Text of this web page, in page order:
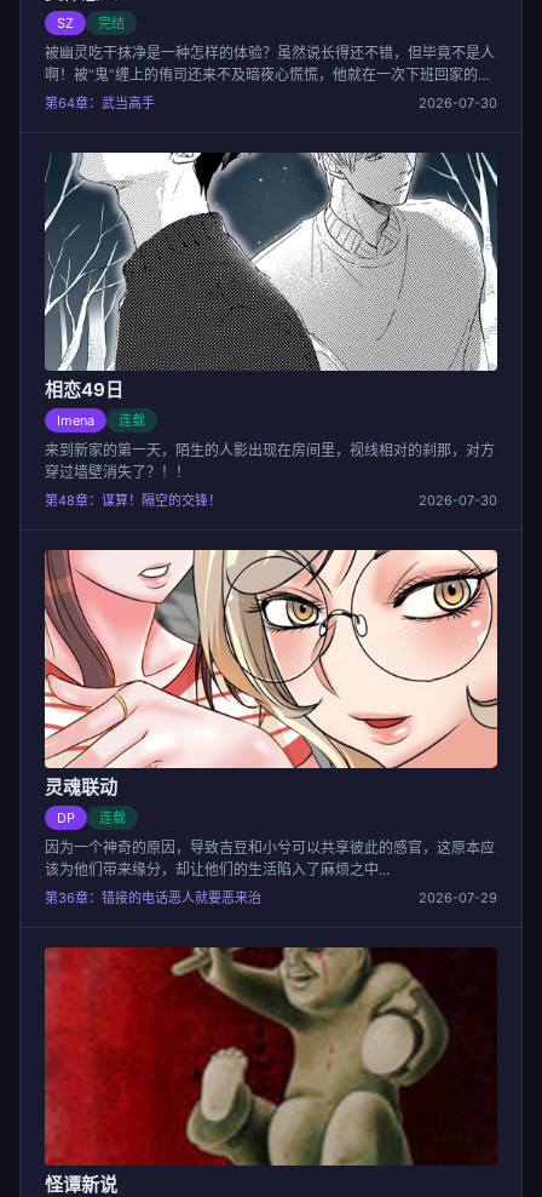
SZ 完结
被幽灵吃干抹净是一种怎样的体验？虽然说长得还不错，但毕竟不是人
啊！被“鬼”缠上的侑司还来不及暗夜心慌慌，他就在一次下班回家的地
铁站见到了一个和缠着自己的幽灵长得一模一样的男人……！
第64章：武当高手 2026-07-30
相恋49日
Imena 连载
来到新家的第一天，陌生的人影出现在房间里，视线相对的刹那，对方
穿过墙壁消失了？！！
第48章：谋算！隔空的交锋！ 2026-07-30
灵魂联动
DP 连载
因为一个神奇的原因，导致吉豆和小兮可以共享彼此的感官，这原本应
该为他们带来缘分，却让他们的生活陷入了麻烦之中...
第36章：错接的电话恶人就要恶来治 2026-07-29
怪谭新说